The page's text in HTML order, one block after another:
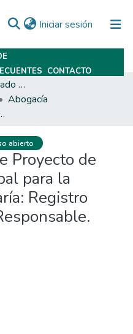
Iniciar sesión (current)
CONTACTO
Trabajos Finales De Grado Y Posgrado
Abogacía
María: Registro Único de Gestión Responsable.
abierto
Proyecto de
para la
Registro